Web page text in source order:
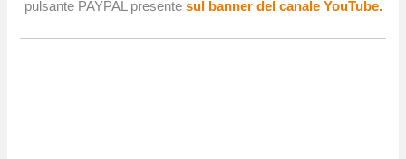
pulsante PAYPAL presente sul banner del canale YouTube.